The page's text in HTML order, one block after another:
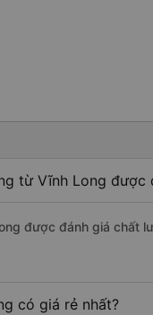
từ Vĩnh Long được
được đánh giá chất
có giá rẻ nhất?